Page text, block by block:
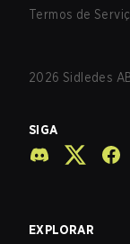
Termos de
2026 Sidledes
SIGA
EXPLORAR